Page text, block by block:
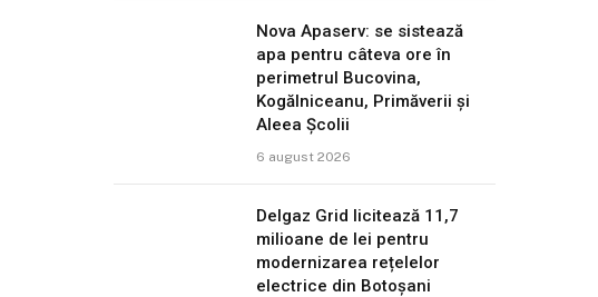
Nova Apaserv: se sistează
apa pentru câteva ore în
perimetrul Bucovina,
Kogălniceanu, Primăverii și
Aleea Școlii
6 august 2026
Delgaz Grid licitează 11,7
milioane de lei pentru
modernizarea rețelelor
electrice din Botoșani